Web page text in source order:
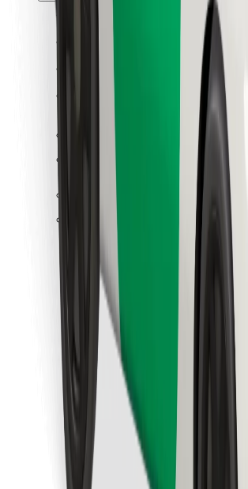
Partneři
Zabezpečení
Stáhněte si aplikaci Bolt
Objevte své oblíbené jídlo!
Stáhněte si aplikaci Bolt Food